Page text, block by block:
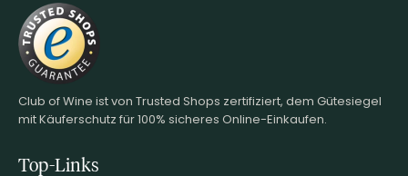
Club of Wine ist von Trusted Shops zertifiziert, dem Gütesiegel
mit Käuferschutz für 100% sicheres Online-Einkaufen.
Top-Links